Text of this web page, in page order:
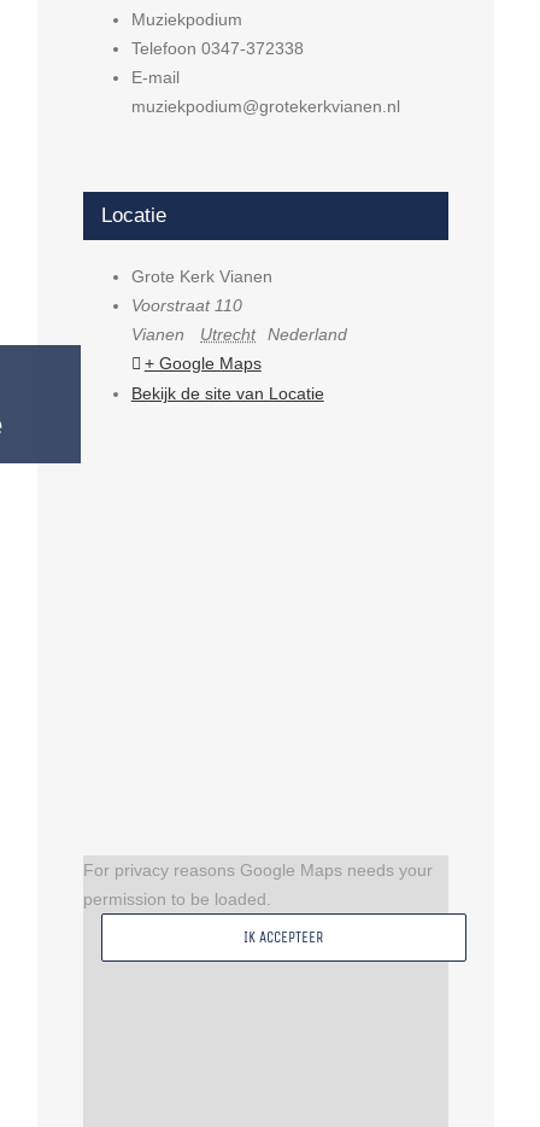
Muziekpodium
Telefoon 0347-372338
E-mail
muziekpodium@grotekerkvianen.nl
Locatie
Grote Kerk Vianen
Voorstraat 110
Vianen
Utrecht
Nederland
+ Google Maps
Bekijk de site van Locatie
For privacy reasons Google Maps needs your
permission to be loaded.
IK ACCEPTEER